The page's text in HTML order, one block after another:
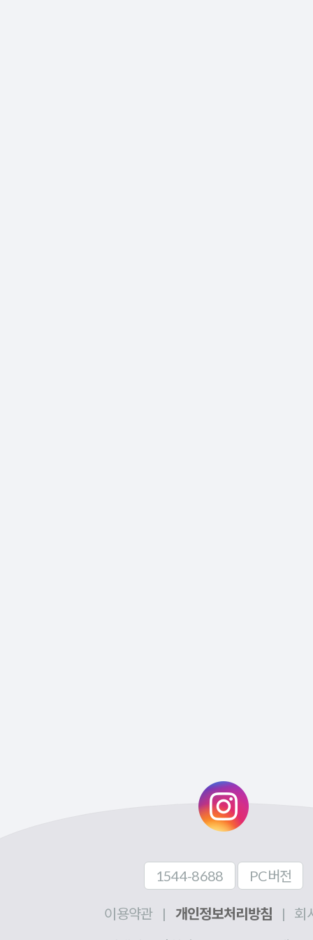
1544-8688 PC버전
이용약관 | 개인정보처리방침 |
회